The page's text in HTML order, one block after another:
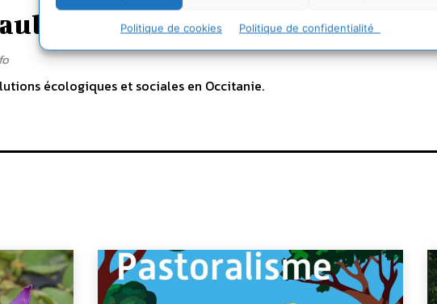
Politique de cookies Politique de confidentialité
écologiques et sociales en Occitanie.